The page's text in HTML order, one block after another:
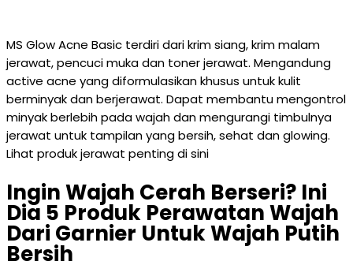
MS Glow Acne Basic terdiri dari krim siang, krim malam
jerawat, pencuci muka dan toner jerawat. Mengandung
active acne yang diformulasikan khusus untuk kulit
berminyak dan berjerawat. Dapat membantu mengontrol
minyak berlebih pada wajah dan mengurangi timbulnya
jerawat untuk tampilan yang bersih, sehat dan glowing.
Lihat produk jerawat penting di sini
Ingin Wajah Cerah Berseri? Ini
Dia 5 Produk Perawatan Wajah
Dari Garnier Untuk Wajah Putih
Bersih